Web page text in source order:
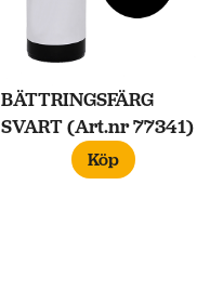
BÄTTRINGSFÄRG
SVART (Art.nr 77341)
Köp